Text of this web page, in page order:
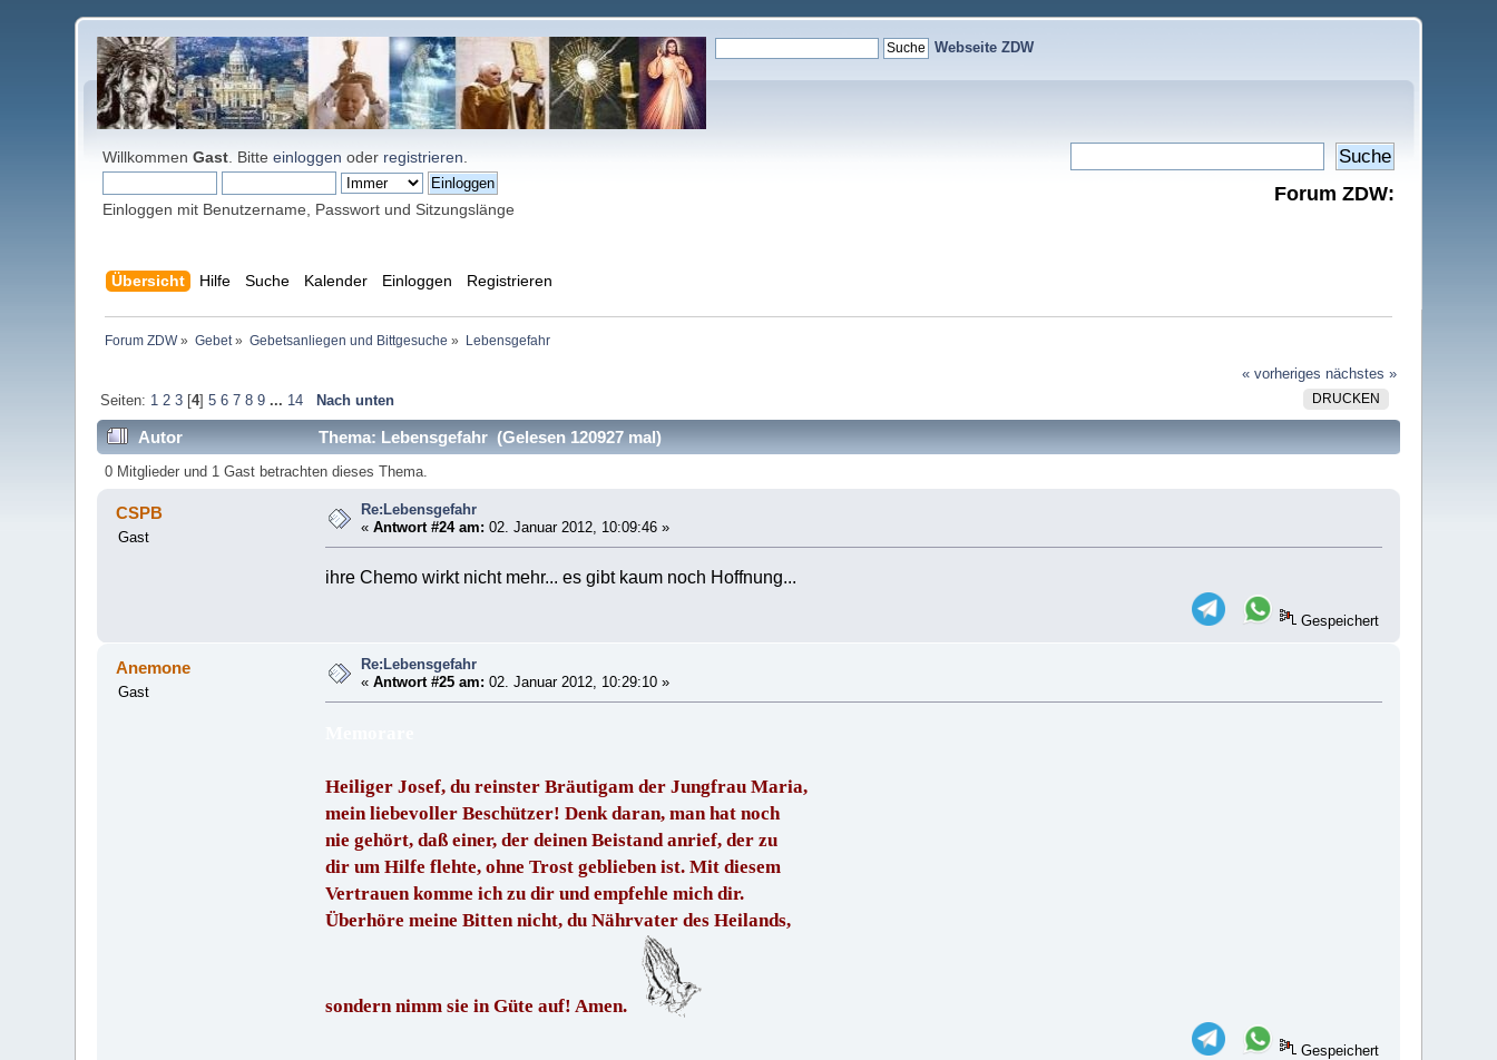
Webseite ZDW
WillkommenGast . Bitteeinloggen oder registrieren
Einloggen mit Benutzername, Passwort und Sitzungslänge
Forum ZDW:
Übersicht Hilfe Suche Kalender Einloggen Registrieren
Forum ZDW» Gebet» Gebetsanliegen und Bittgesuche » Lebensgefahr
« vorheriges nächstes »
DRUCKEN
Seiten: 1 2 3[4] 5 6 7 8 9 ... 14 Nach unten
Autor Thema: Lebensgefahr (Gelesen 120927 mal)
0 Mitglieder und 1 Gast betrachten dieses Thema.
CSPB
Gast
Re:Lebensgefahr
«Antwort #24 am: 02. Januar 2012, 10:09:46 »
ihre Chemo wirkt nicht mehr... es gibt kaum noch Hoffnung...
Gespeichert
Anemone
Gast
Re:Lebensgefahr
«Antwort #25 am: 02. Januar 2012, 10:29:10 »
Heiliger Josef, du reinster Bräutigam der Jungfrau Maria,
mein liebevoller Beschützer! Denk daran, man hat noch
nie gehört, daß einer, der deinen Beistand anrief, der zu
dir um Hilfe flehte, ohne Trost geblieben ist. Mit diesem
Vertrauen komme ich zu dir und empfehle mich dir.
Überhöre meine Bitten nicht, du Nährvater des Heilands,
sondern nimm sie in Güte auf! Amen.
Gespeichert